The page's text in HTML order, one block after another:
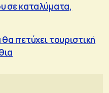
σε καταλύματα,
πετύχει τουριστική